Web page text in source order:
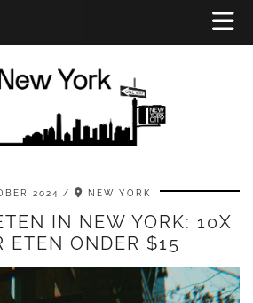
2024 NEW YORK
IN NEW YORK: 10X
ETEN ONDER $15